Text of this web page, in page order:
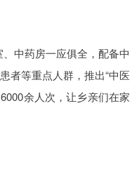
中药房一应俱全，配备中
者等重点人群，推出“中医
余人次，让乡亲们在家